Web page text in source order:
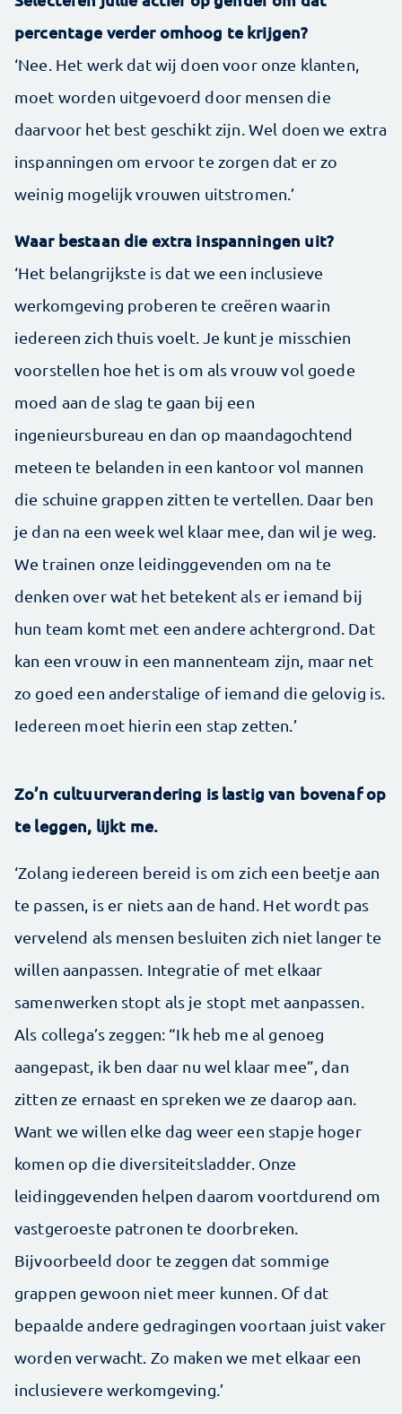
percentage verder omhoog te krijgen?
‘Nee. Het werk dat wij doen voor onze klanten,
moet worden uitgevoerd door mensen die
daarvoor het best geschikt zijn. Wel doen we extra
inspanningen om ervoor te zorgen dat er zo
weinig mogelijk vrouwen uitstromen.’
Waar bestaan die extra inspanningen uit?
‘Het belangrijkste is dat we een inclusieve
werkomgeving proberen te creëren waarin
iedereen zich thuis voelt. Je kunt je misschien
voorstellen hoe het is om als vrouw vol goede
moed aan de slag te gaan bij een
ingenieursbureau en dan op maandagochtend
meteen te belanden in een kantoor vol mannen
die schuine grappen zitten te vertellen. Daar ben
je dan na een week wel klaar mee, dan wil je weg.
We trainen onze leidinggevenden om na te
denken over wat het betekent als er iemand bij
hun team komt met een andere achtergrond. Dat
kan een vrouw in een mannenteam zijn, maar net
zo goed een anderstalige of iemand die gelovig is.
Iedereen moet hierin een stap zetten.’
Zo’n cultuurverandering is lastig van bovenaf op
te leggen, lijkt me.
‘Zolang iedereen bereid is om zich een beetje aan
te passen, is er niets aan de hand. Het wordt pas
vervelend als mensen besluiten zich niet langer te
willen aanpassen. Integratie of met elkaar
samenwerken stopt als je stopt met aanpassen.
Als collega’s zeggen: “Ik heb me al genoeg
aangepast, ik ben daar nu wel klaar mee”, dan
zitten ze ernaast en spreken we ze daarop aan.
Want we willen elke dag weer een stapje hoger
komen op die diversiteitsladder. Onze
leidinggevenden helpen daarom voortdurend om
vastgeroeste patronen te doorbreken.
Bijvoorbeeld door te zeggen dat sommige
grappen gewoon niet meer kunnen. Of dat
bepaalde andere gedragingen voortaan juist vaker
worden verwacht. Zo maken we met elkaar een
inclusievere werkomgeving.’